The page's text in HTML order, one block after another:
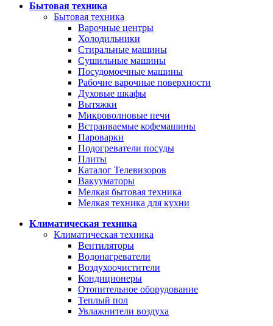
Бытовая техника
Бытовая техника
Варочные центры
Холодильники
Стиральные машины
Сушильные машины
Посудомоечные машины
Рабочие варочные поверхности
Духовые шкафы
Вытяжки
Микроволновые печи
Встраиваемые кофемашины
Пароварки
Подогреватели посуды
Плиты
Каталог Телевизоров
Вакууматоры
Мелкая бытовая техника
Мелкая техника для кухни
Климатическая техника
Климатическая техника
Вентиляторы
Водонагреватели
Воздухоочистители
Кондиционеры
Отопительное оборудование
Теплый пол
Увлажнители воздуха